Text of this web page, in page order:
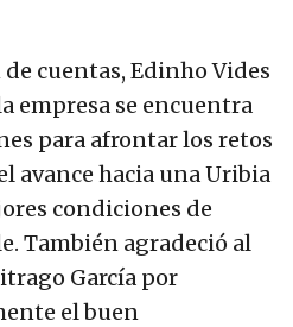
cuentas, Edinho Vides
empresa se encuentra
para afrontar los retos
avance hacia una Uribia
condiciones de
También agradeció al
García por
el buen